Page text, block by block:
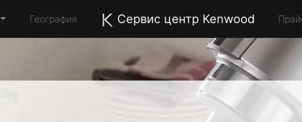
География Сервис центр Kenwood